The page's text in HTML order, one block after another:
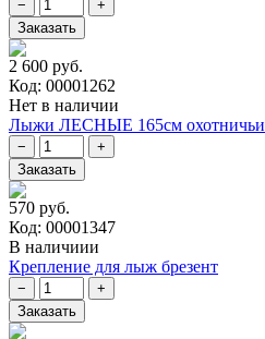
2 600 руб.
Код: 00001262
Нет в наличии
Лыжи ЛЕСНЫЕ 165см охотничьи
570 руб.
Код: 00001347
В наличиии
Крепление для лыж брезент